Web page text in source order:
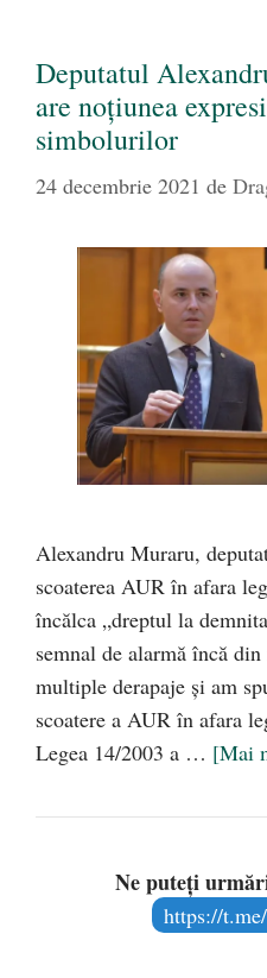
Deputatul
are noțiunea
simbolurilor
24 decembrie 2021 de
Alexandru Muraru,
scoaterea AUR în afara
încălca „dreptul la
semnal de alarmă încă
multiple derapaje și am
scoatere a AUR în afara
Legea 14/2003 a … [Mai
Ne puteți
https://